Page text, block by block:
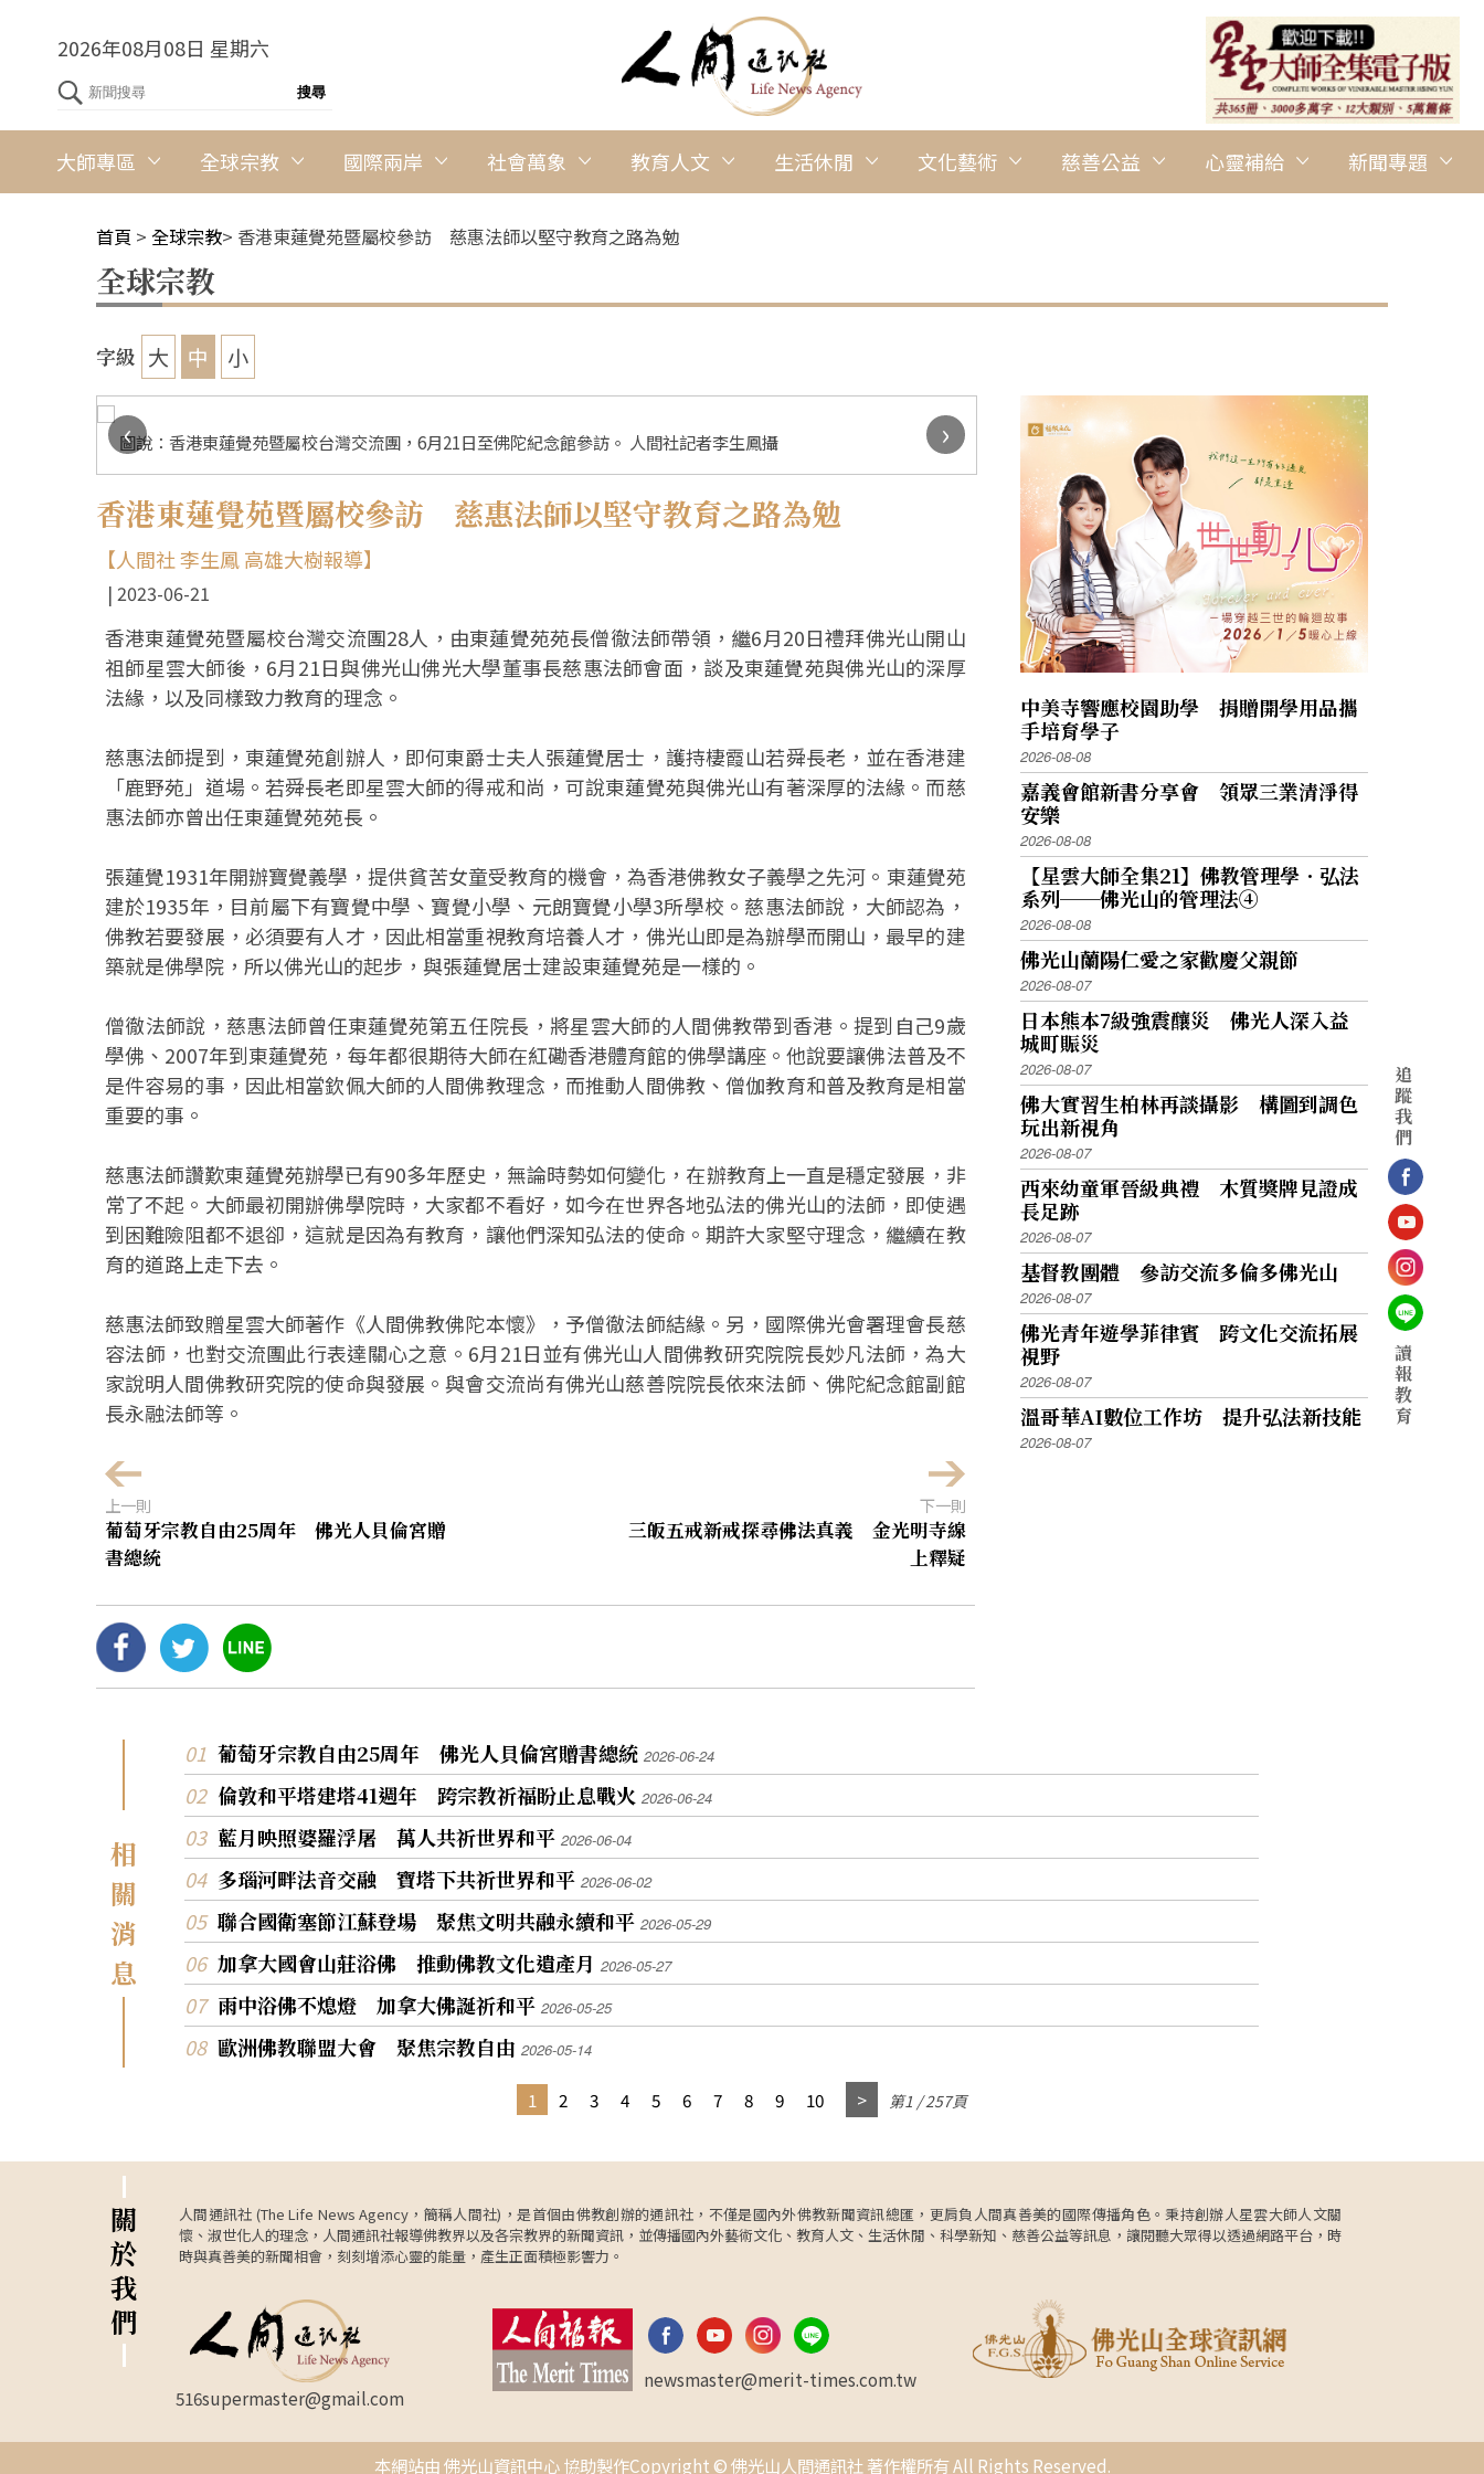
2026年08月08日 星期六
大師專區 全球宗教 國際兩岸 社會萬象 教育人文 生活休閒 文化藝術 慈善公益 心靈補給 新聞專題
首頁 > 全球宗教> 香港東蓮覺苑暨屬校參訪 慈惠法師以堅守教育之路為勉
全球宗教
字級 大 中 小
圖說：香港東蓮覺苑暨屬校台灣交流團，6月21日至佛陀紀念館參訪。 人間社記者李生鳳攝 圖說：慈惠法師(左)致贈星雲大師著作《人間佛教佛陀本懷》，
‹
›
香港東蓮覺苑暨屬校參訪 慈惠法師以堅守教育之路為勉
【人間社 李生鳳 高雄大樹報導】
2023-06-21
香港東蓮覺苑暨屬校台灣交流團28人，由東蓮覺苑苑長僧徹法師帶領，繼6月20日禮拜佛光山開山
祖師星雲大師後，6月21日與佛光山佛光大學董事長慈惠法師會面，談及東蓮覺苑與佛光山的深厚
法緣，以及同樣致力教育的理念。
慈惠法師提到，東蓮覺苑創辦人，即何東爵士夫人張蓮覺居士，護持棲霞山若舜長老，並在香港建
「鹿野苑」道場。若舜長老即星雲大師的得戒和尚，可說東蓮覺苑與佛光山有著深厚的法緣。而慈
惠法師亦曾出任東蓮覺苑苑長。
張蓮覺1931年開辦寶覺義學，提供貧苦女童受教育的機會，為香港佛教女子義學之先河。東蓮覺苑
建於1935年，目前屬下有寶覺中學、寶覺小學、元朗寶覺小學3所學校。慈惠法師說，大師認為，
佛教若要發展，必須要有人才，因此相當重視教育培養人才，佛光山即是為辦學而開山，最早的建
築就是佛學院，所以佛光山的起步，與張蓮覺居士建設東蓮覺苑是一樣的。
僧徹法師說，慈惠法師曾任東蓮覺苑第五任院長，將星雲大師的人間佛教帶到香港。提到自己9歲
學佛、2007年到東蓮覺苑，每年都很期待大師在紅磡香港體育館的佛學講座。他說要讓佛法普及不
是件容易的事，因此相當欽佩大師的人間佛教理念，而推動人間佛教、僧伽教育和普及教育是相當
重要的事。
慈惠法師讚歎東蓮覺苑辦學已有90多年歷史，無論時勢如何變化，在辦教育上一直是穩定發展，非
常了不起。大師最初開辦佛學院時，大家都不看好，如今在世界各地弘法的佛光山的法師，即使遇
到困難險阻都不退卻，這就是因為有教育，讓他們深知弘法的使命。期許大家堅守理念，繼續在教
育的道路上走下去。
慈惠法師致贈星雲大師著作《人間佛教佛陀本懷》，予僧徹法師結緣。另，國際佛光會署理會長慈
容法師，也對交流團此行表達關心之意。6月21日並有佛光山人間佛教研究院院長妙凡法師，為大
家說明人間佛教研究院的使命與發展。與會交流尚有佛光山慈善院院長依來法師、佛陀紀念館副館
長永融法師等。
上一則
葡萄牙宗教自由25周年 佛光人貝倫宮贈
書總統
下一則
三皈五戒新戒探尋佛法真義 金光明寺線
上釋疑
中美寺響應校園助學 捐贈開學用品攜
手培育學子
2026-08-08
嘉義會館新書分享會 領眾三業清淨得
安樂
2026-08-08
【星雲大師全集21】佛教管理學．弘法
系列──佛光山的管理法④
2026-08-08
佛光山蘭陽仁愛之家歡慶父親節
2026-08-07
日本熊本7級強震釀災 佛光人深入益
城町賑災
2026-08-07
佛大實習生柏林再談攝影 構圖到調色
玩出新視角
2026-08-07
西來幼童軍晉級典禮 木質獎牌見證成
長足跡
2026-08-07
基督教團體 參訪交流多倫多佛光山
2026-08-07
佛光青年遊學菲律賓 跨文化交流拓展
視野
2026-08-07
溫哥華AI數位工作坊 提升弘法新技能
2026-08-07
相
關
消
息
葡萄牙宗教自由25周年 佛光人貝倫宮贈書總統 2026-06-24
倫敦和平塔建塔41週年 跨宗教祈福盼止息戰火 2026-06-24
藍月映照婆羅浮屠 萬人共祈世界和平 2026-06-04
多瑙河畔法音交融 寶塔下共祈世界和平 2026-06-02
聯合國衛塞節江蘇登場 聚焦文明共融永續和平 2026-05-29
加拿大國會山莊浴佛 推動佛教文化遺產月 2026-05-27
雨中浴佛不熄燈 加拿大佛誕祈和平 2026-05-25
歐洲佛教聯盟大會 聚焦宗教自由 2026-05-14
1 2 3 4 5 6 7 8 9 10 第1 / 257頁
關
於
我
們
人間通訊社 (The Life News Agency，簡稱人間社)，是首個由佛教創辦的通訊社，不僅是國內外佛教新聞資訊總匯，更肩負人間真善美的國際傳播角色。秉持創辦人星雲大師人文關
懷、淑世化人的理念，人間通訊社報導佛教界以及各宗教界的新聞資訊，並傳播國內外藝術文化、教育人文、生活休閒、科學新知、慈善公益等訊息，讓閱聽大眾得以透過網路平台，時
時與真善美的新聞相會，刻刻增添心靈的能量，產生正面積極影響力。
516supermaster@gmail.com
newsmaster@merit-times.com.tw
本網站由 佛光山資訊中心 協助製作Copyright © 佛光山人間通訊社 著作權所有 All Rights Reserved.
追
蹤
我
們
讀
報
教
育